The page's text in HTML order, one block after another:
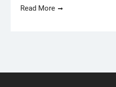
Read More